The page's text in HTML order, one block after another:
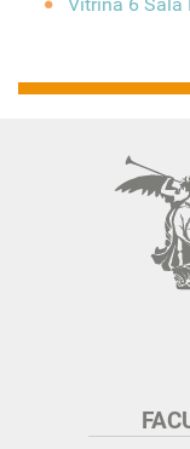
principal